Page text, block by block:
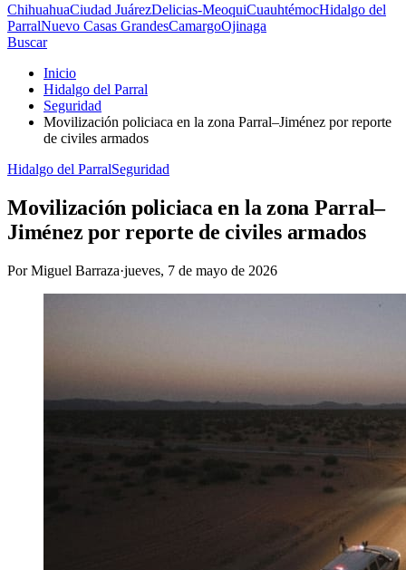
ChihuahuaCiudad JuárezDelicias-MeoquiCuauhtémocHidalgo del
ParralNuevo Casas GrandesCamargoOjinaga
Buscar
Inicio
Hidalgo del Parral
Seguridad
Movilización policiaca en la zona Parral–Jiménez por reporte
de civiles armados
Hidalgo del ParralSeguridad
Movilización policiaca en la zona Parral–
Jiménez por reporte de civiles armados
PorMiguel Barraza·jueves, 7 de mayo de 2026